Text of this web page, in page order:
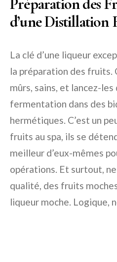
Préparation des
d’une Distillation
La clé d’une liqueur
la préparation des fruits.
mûrs, sains, et lancez-les
fermentation dans des
hermétiques. C’est un
fruits au spa, ils se
meilleur d’eux-mêmes
opérations. Et surtout,
qualité, des fruits
liqueur moche. Logique,